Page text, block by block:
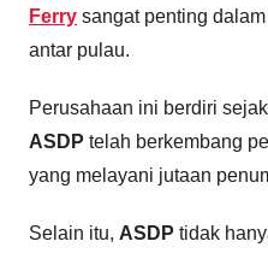
Ferry sangat penting
antar pulau.
Perusahaan ini berdiri
ASDP telah berkembang
yang melayani jutaan
Selain itu, ASDP tidak